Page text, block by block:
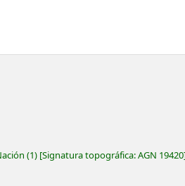
(1) Signatura topográfica:AGN 19420